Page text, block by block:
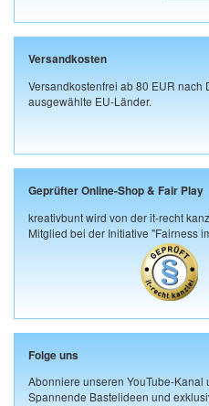
Versandkosten
Versandkostenfrei ab 80 EUR nach
ausgewählte EU-Länder.
Geprüfter Online-Shop & Fair Play
kreativbunt wird von der it-recht
Mitglied bei der Initiative "Fairness
Folge uns
Abonniere unseren YouTube-
Spannende Bastelideen und